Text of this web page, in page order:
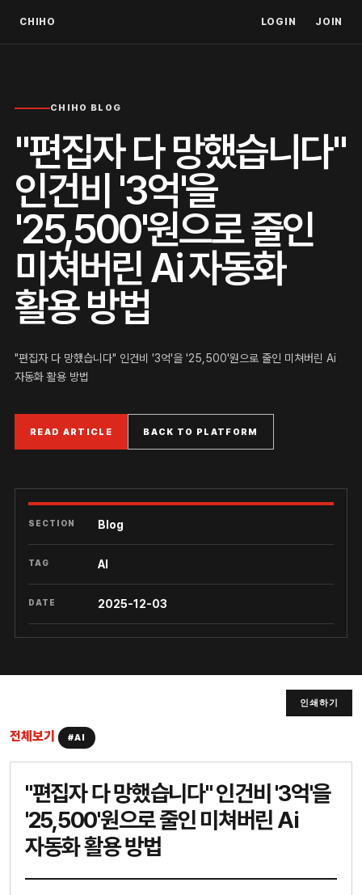
CHIHO LOGIN JOIN
CHIHO BLOG
"편집자 다 망했습니다"
인건비 '3억'을
'25,500'원으로 줄인
미쳐버린 Ai 자동화
활용 방법
"편집자 다 망했습니다" 인건비 '3억'을 '25,500'원으로 줄인 미쳐버린 Ai
자동화 활용 방법
READ ARTICLE BACK TO PLATFORM
SECTION Blog
TAG AI
DATE 2025-12-03
인쇄하기
전체보기 #AI
"편집자 다 망했습니다" 인건비 '3억'을
'25,500'원으로 줄인 미쳐버린 Ai
자동화 활용 방법